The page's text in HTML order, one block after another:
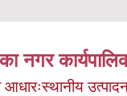
नगर